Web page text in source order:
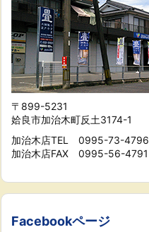
〒899-5231
姶良市加治木町反土3174-1
加治木店TEL 0995-73-4796
加治木店FAX 0995-56-4791
Facebookページ